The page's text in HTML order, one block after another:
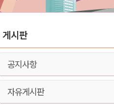
게시판
공지사항
자유게시판